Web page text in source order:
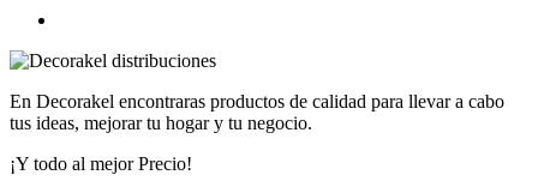
En Decorakel encontraras productos de calidad para llevar a cabo
tus ideas, mejorar tu hogar y tu negocio.
¡Y todo al mejor Precio!